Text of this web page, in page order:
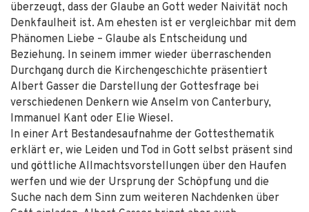
überzeugt, dass der Glaube an Gott weder Naivität noch
Denkfaulheit ist. Am ehesten ist er vergleichbar mit dem
Phänomen Liebe – Glaube als Entscheidung und
Beziehung. In seinem immer wieder überraschenden
Durchgang durch die Kirchengeschichte präsentiert
Albert Gasser die Darstellung der Gottesfrage bei
verschiedenen Denkern wie Anselm von Canterbury,
Immanuel Kant oder Elie Wiesel.
In einer Art Bestandesaufnahme der Gottesthematik
erklärt er, wie Leiden und Tod in Gott selbst präsent sind
und göttliche Allmachtsvorstellungen über den Haufen
werfen und wie der Ursprung der Schöpfung und die
Suche nach dem Sinn zum weiteren Nachdenken über